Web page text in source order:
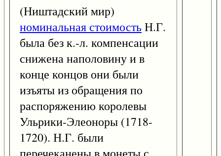
(Ништадский мир)
номинальная стоимостьН.Г.
была без к.-л. компенсации
снижена наполовину и в
конце концов они были
изъяты из обращения по
распоряжению королевы
Ульрики-Элеоноры (1718-
1720). Н.Г. были